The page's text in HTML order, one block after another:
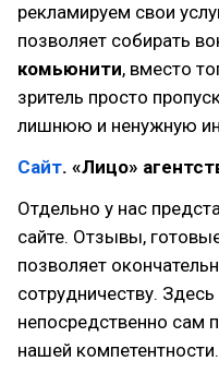
рекламируем свои
позволяет собирать
комьюнити, вместо
зритель просто
лишнюю и ненужную
Сайт. «Лицо»
Отдельно у нас
сайте. Отзывы,
позволяет
сотрудничеству.
непосредственно сам
нашей компетентности.